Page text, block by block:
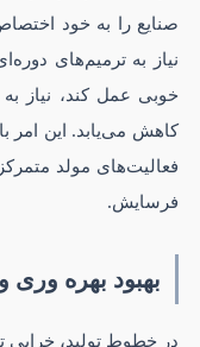
صنایع را به خود
نیاز به ترمیم‌های
خوبی عمل کند، نیاز
کاهش می‌یابد. این امر
فعالیت‌های مولد
فرسایش.
بهبود بهره
در خطوط تولید، خرابی